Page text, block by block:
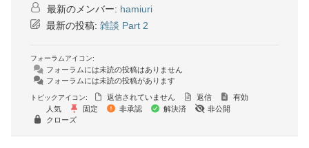
最新のメンバー: hamiuri
最新の投稿: 雑談 Part 2
フォーラムアイコン:
フォーラムには未読の投稿はありません
フォーラムには未読の投稿があります
トピックアイコン: 返信されていません 返信
有効
人気
固定 非承認 解決済
非公開
クローズ